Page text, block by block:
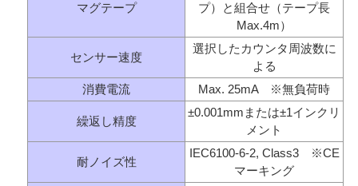
マグテープ
プ）と組合せ（テープ長
Max.4m）
センサー速度
選択したカウンタ周波数に
よる
消費電流
Max. 25mA ※無負荷時
繰返し精度
±0.001mmまたは±1インクリ
メント
耐ノイズ性
IEC6100-6-2, Class3 ※CE
マーキング